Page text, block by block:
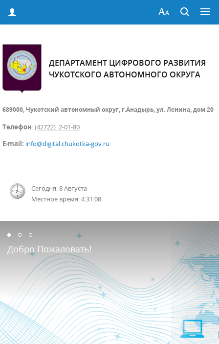
ДЕПАРТАМЕНТ ЦИФРОВОГО РАЗВИТИЯ
ЧУКОТСКОГО АВТОНОМНОГО ОКРУГА
689000, Чукотский автономный округ, г.Анадырь, ул. Ленина, дом 20
Телефон:(42722) 2-01-80
E-mail: info@digital.chukotka-gov.ru
Сегодня: 8 Августа
Местное время: 4:31:09
Добро Пожаловать!